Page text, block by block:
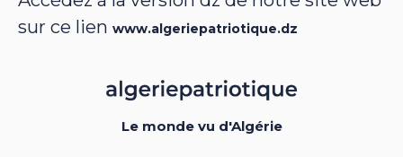
sur ce lien www.algeriepatriotique.dz
Le monde vu d'Algérie